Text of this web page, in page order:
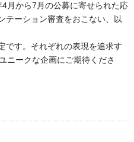
月から7月の公募に寄せられた応
テーション審査をおこない、以
です。それぞれの表現を追求す
ニークな企画にご期待くださ